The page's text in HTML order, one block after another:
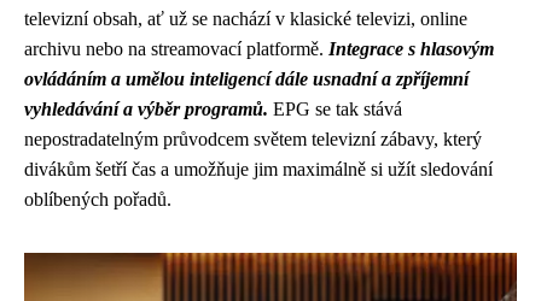
televizní obsah, ať už se nachází v klasické televizi, online
archivu nebo na streamovací platformě. Integrace s hlasovým
ovládáním a umělou inteligencí dále usnadní a zpříjemní
vyhledávání a výběr programů. EPG se tak stává
nepostradatelným průvodcem světem televizní zábavy, který
divákům šetří čas a umožňuje jim maximálně si užít sledování
oblíbených pořadů.